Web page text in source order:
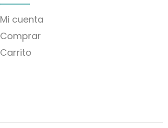
Mi cuenta
Comprar
Carrito